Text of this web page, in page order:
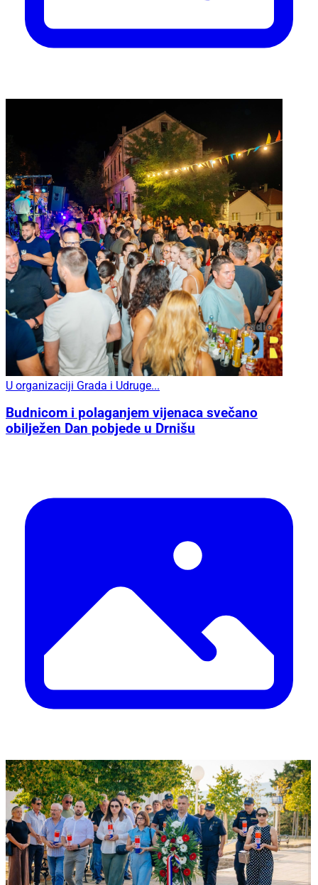
U organizaciji Grada i Udruge...
Budnicom i polaganjem vijenaca svečano
obilježen Dan pobjede u Drnišu